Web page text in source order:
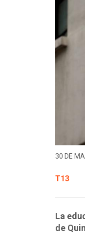
30 DE
T13
La
de